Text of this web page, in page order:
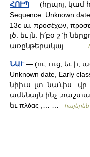
ՀՈՒՊ — (հըպոյ, կամ
Sequence: Unknown
13c ա. προσέχων,
լծ. եւ յն. ի՛բօ շ ʼի
առընթերակայ.… …
ՆԱՒ — (ու, ուց, եւ ի,
Unknown date, Early
նիիւս. լտ. նա՛ւիս .
ամենայն ինչ
եւ πλόας ,… …
հայերեն